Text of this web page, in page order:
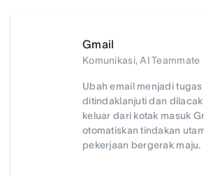
Gmail
Komunikasi, AI Teammate
Ubah email menjadi
ditindaklanjuti dan
keluar dari kotak masuk
otomatiskan tindakan
pekerjaan bergerak maju.